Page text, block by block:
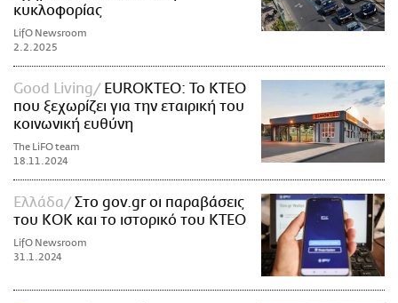
κυκλοφορίας
LifO Newsroom
2.2.2025
Good Living
EUROKTEO: Το ΚΤΕΟ
που ξεχωρίζει για την εταιρική του
κοινωνική ευθύνη
The LiFO team
18.11.2024
Ελλάδα
Στο gov.gr οι παραβάσεις
του ΚΟΚ και το ιστορικό του ΚΤΕΟ
LifO Newsroom
31.1.2024